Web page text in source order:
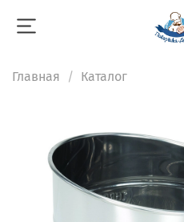
Главная Каталог